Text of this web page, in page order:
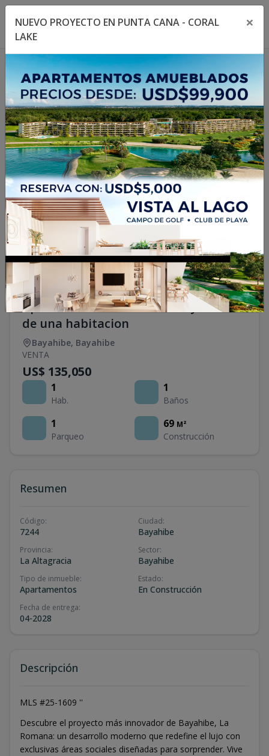
Toggle navigation menu
1/11
Apartamento en venta en bayahibe
de una habitacion
Bayahibe, Bayahibe
VENTA
US$ 135,050
1
Hab.
1
Baños
1
Parqueo
69 M²
Construcción
Resumen
Código:
7244
Ciudad:
Bayahibe
Provincia:
La Altagracia
Sector:
Bayahibe
Tipo de inmueble:
Apartamentos
Estado:
En Construcción
Fecha de entrega:
04-2028
Descripción
MLS #25-1609 ''
Descubre el proyecto más innovador de Bayahibe, La
Romana: un desarrollo moderno que redefine el lujo con
exclusivas áreas sociales diseñadas para sorprender. Vive
NUEVO PROYECTO EN PUNTA CANA - CORAL
LAKE
×